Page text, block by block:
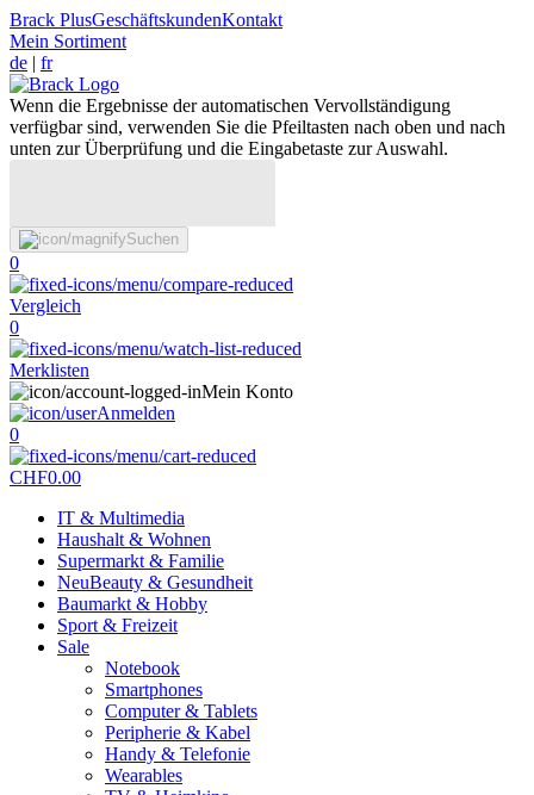
Brack PlusGeschäftskundenKontakt
Mein Sortiment
de | fr
Wenn die Ergebnisse der automatischen Vervollständigung
verfügbar sind, verwenden Sie die Pfeiltasten nach oben und nach
unten zur Überprüfung und die Eingabetaste zur Auswahl.
Suchen
0
Vergleich
0
Merklisten
Mein Konto
Anmelden
0
CHF0.00
IT & Multimedia
Haushalt & Wohnen
Supermarkt & Familie
NeuBeauty & Gesundheit
Baumarkt & Hobby
Sport & Freizeit
Sale
Notebook
Smartphones
Computer & Tablets
Peripherie & Kabel
Handy & Telefonie
Wearables